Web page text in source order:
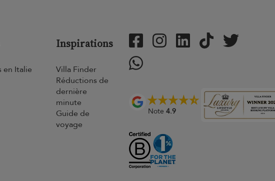
en Italie
Inspirations
Villa Finder
Réductions de
dernière
minute
Guide de
voyage
Note 4.9